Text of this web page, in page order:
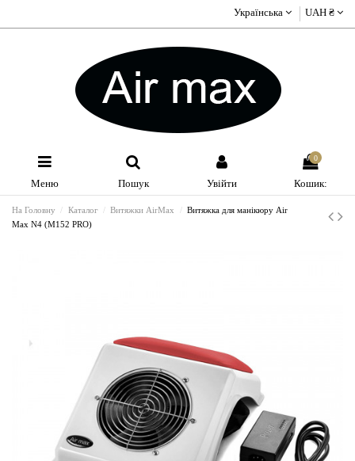
Українська UAH ₴
Меню Пошук Увійти
0
Кошик:
На Головну Каталог Витяжки AirMax
Витяжка для манікюру Air
Max N4 (M152 PRO)